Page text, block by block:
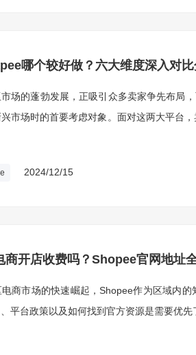
哪个较好做？六大维度深入对
场的蓬勃发展，正吸引众多卖家争先布局
市场时的首要考虑对象。面对这两大平台
2024/12/15
商开店收费吗？Shopee官网地址
商市场的快速崛起，Shopee作为区域内
平台政策以及如何找到官方资源是需要优先